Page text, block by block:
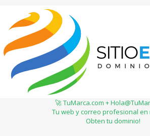
🚀 TuMarca.com +
Tu web y correo profesional en
Obten tu dominio!